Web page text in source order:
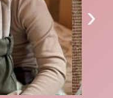
›